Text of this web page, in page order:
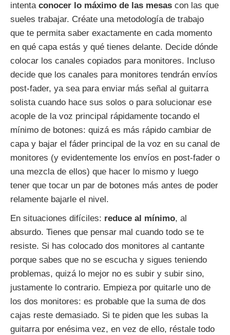
intenta conocer lo máximo de las mesas con las que
sueles trabajar. Créate una metodología de trabajo
que te permita saber exactamente en cada momento
en qué capa estás y qué tienes delante. Decide dónde
colocar los canales copiados para monitores. Incluso
decide que los canales para monitores tendrán envíos
post-fader, ya sea para enviar más señal al guitarra
solista cuando hace sus solos o para solucionar ese
acople de la voz principal rápidamente tocando el
mínimo de botones: quizá es más rápido cambiar de
capa y bajar el fáder principal de la voz en su canal de
monitores (y evidentemente los envíos en post-fader o
una mezcla de ellos) que hacer lo mismo y luego
tener que tocar un par de botones más antes de poder
relamente bajarle el nivel.
En situaciones difíciles: reduce al mínimo, al
absurdo. Tienes que pensar mal cuando todo se te
resiste. Si has colocado dos monitores al cantante
porque sabes que no se escucha y sigues teniendo
problemas, quizá lo mejor no es subir y subir sino,
justamente lo contrario. Empieza por quitarle uno de
los dos monitores: es probable que la suma de dos
cajas reste demasiado. Si te piden que les subas la
guitarra por enésima vez, en vez de ello, réstale todo